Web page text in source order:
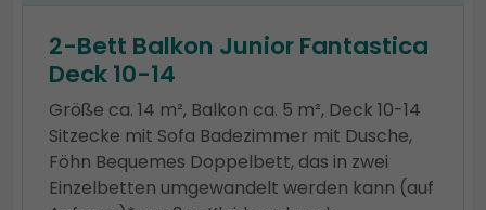
2-Bett Balkon Junior Fantastica
Deck 10-14
Größe ca. 14 m², Balkon ca. 5 m², Deck 10-14
Sitzecke mit Sofa Badezimmer mit Dusche,
Föhn Bequemes Doppelbett, das in zwei
Einzelbetten umgewandelt werden kann (auf